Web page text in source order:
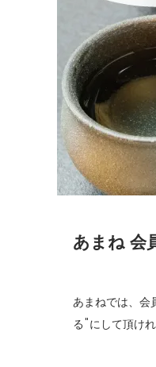
あまね 会
あまねでは、会
る"にして頂け